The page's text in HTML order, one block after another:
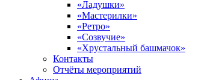
«Ладушки»
«Мастерилки»
«Ретро»
«Созвучие»
«Хрустальный башмачок»
Контакты
Отчёты мероприятий